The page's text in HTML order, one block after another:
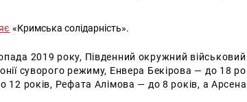
«Кримська солідарність».
2019 року, Південний окружний військовий
суворого режиму, Енвера Бекірова — до 18
12 років, Рефата Алімова — до 8 років, а